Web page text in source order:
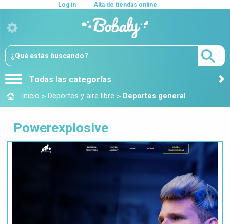
Todas las categorías
Log in Alta de tiendas online
Inicio > Deportes y aire libre > Deportes general
Powerexplosive